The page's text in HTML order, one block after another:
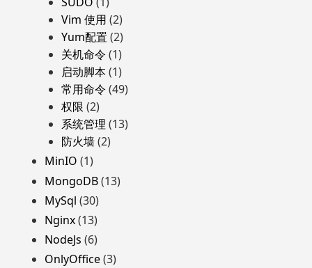
Vim 使用 (2)
Yum配置 (2)
关机命令 (1)
启动脚本(1)
常用命令 (49)
权限 (2)
系统管理 (13)
防火墙(2)
MinIO (1)
MongoDB(13)
MySql (30)
Nginx(13)
NodeJs (6)
OnlyOffice(3)